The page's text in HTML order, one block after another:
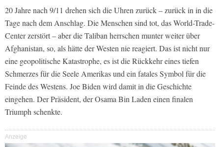
20 Jahre nach 9/11 drehen sich die Uhren zurück – zurück in in die
Tage nach dem Anschlag. Die Menschen sind tot, das World-Trade-
Center zerstört – aber die Taliban herrschen munter weiter über
Afghanistan, so, als hätte der Westen nie reagiert. Das ist nicht nur
eine geopolitische Katastrophe, es ist die Rückkehr eines tiefen
Schmerzes für die Seele Amerikas und ein fatales Symbol für die
Feinde des Westens. Joe Biden wird damit in die Geschichte
eingehen. Der Präsident, der Osama Bin Laden einen finalen
Triumph schenkte.
Anzeige